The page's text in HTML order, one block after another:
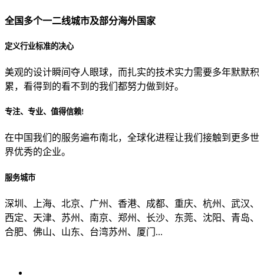
贵公司的团队规模是？
目前主要的营销渠道是？
全国多个一二线城市及部分海外国家
定义行业标准的决心
美观的设计瞬间夺人眼球，而扎实的技术实力需要多年默默积
累，看得到的看不到的我们都努力做到好。
专注、专业、值得信赖!
在中国我们的服务遍布南北，全球化进程让我们接触到更多世
界优秀的企业。
服务城市
深圳、上海、北京、广州、香港、成都、重庆、杭州、武汉、
西定、天津、苏州、南京、郑州、长沙、东莞、沈阳、青岛、
合肥、佛山、山东、台湾苏州、厦门...